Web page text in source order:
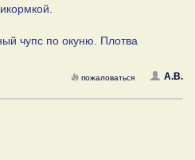
чупс по окуню. Плотва
А.В.
пожаловаться